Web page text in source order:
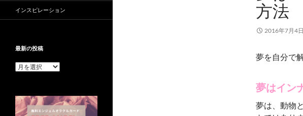
方法
2016年7月4日
夢を自分で
夢はイン
夢は、動物
インスピレーション
最新の投稿
最
稿